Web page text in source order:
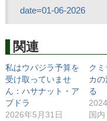
date=01-06-2026
関連
私はウパジラ予算を
受け取っていませ
ん：ハサナット・ア
ブドラ
2026年5月31日
ク
カ
る
国内